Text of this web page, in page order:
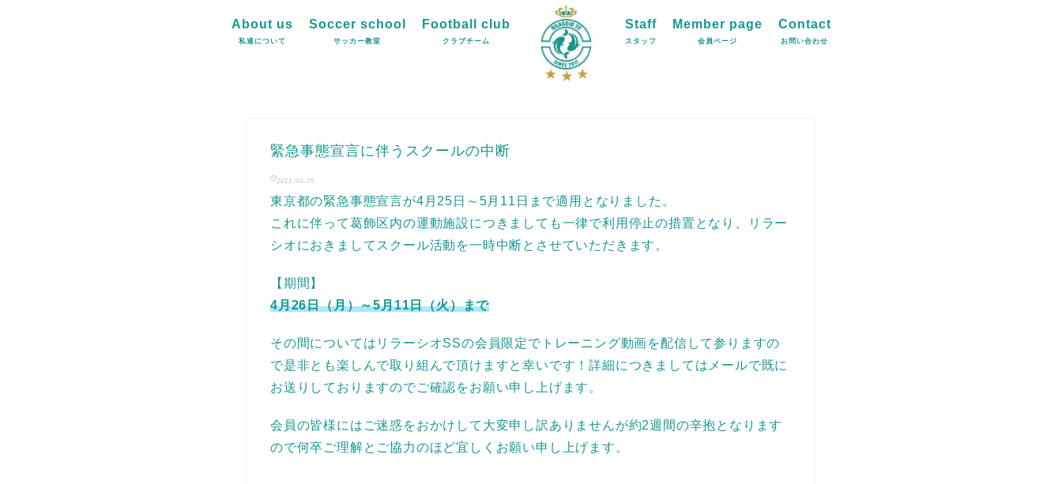
About us
私達について
Soccer school
サッカー教室
Football club
クラブチーム
Staff
スタッフ
Member page
会員ページ
Contact
お問い合わせ
緊急事態宣言に伴うスクールの中断
2021-04-25
東京都の緊急事態宣言が4月25日～5月11日まで適用となりました。
これに伴って葛飾区内の運動施設につきましても一律で利用停止の措置となり、リラー
シオにおきましてスクール活動を一時中断とさせていただきます。
【期間】
4月26日（月）～5月11日（火）まで
その間についてはリラーシオSSの会員限定でトレーニング動画を配信して参りますの
で是非とも楽しんで取り組んで頂けますと幸いです！詳細につきましてはメールで既に
お送りしておりますのでご確認をお願い申し上げます。
会員の皆様にはご迷惑をおかけして大変申し訳ありませんが約2週間の辛抱となります
ので何卒ご理解とご協力のほど宜しくお願い申し上げます。